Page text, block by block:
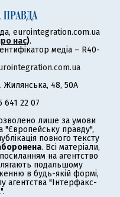
eurointegration.com.ua
нас).
медіа – R40-
Жилянська, 48, 50А
641 22 07
лише за умови
"Європейську правду",
повного тексту
. Всі матеріали,
на агентство
подальшому
в будь-якій формі,
агентства "Інтерфакс-